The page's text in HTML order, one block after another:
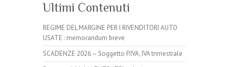
Ultimi Contenuti
REGIME DEL MARGINE PER I RIVENDITORI AUTO
USATE : memorandum breve
SCADENZE 2026 – Soggetto P.IVA, IVA trimestrale